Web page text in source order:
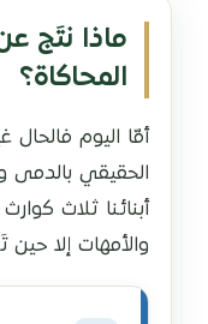
ماذا نتَج
المحاكاة؟
أمّا اليوم
الحقيقي بالدمى
أبنائنا ثلاث
والأمهات إلا